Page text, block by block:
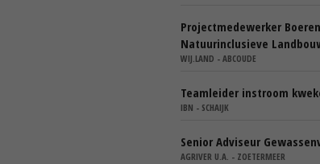
Projectmedewerker
Natuurinclusieve
WIJ.LAND - ABCOUDE
Teamleider instroom
IBN - SCHAIJK
Senior Adviseur
AGRIVER U.A. - ZOETERMEER